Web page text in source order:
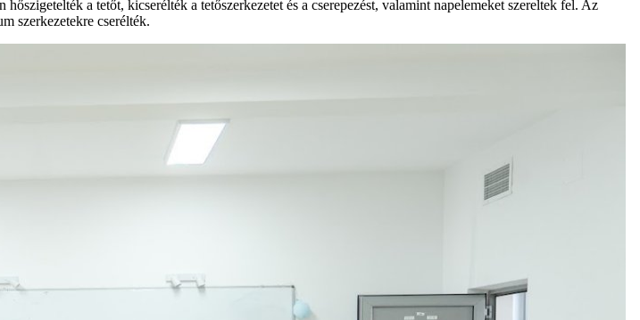
a tetőt, kicserélték a tetőszerkezetet és a cserepezést, valamint napelemeket szereltek fel. Az
szerkezetekre cserélték.